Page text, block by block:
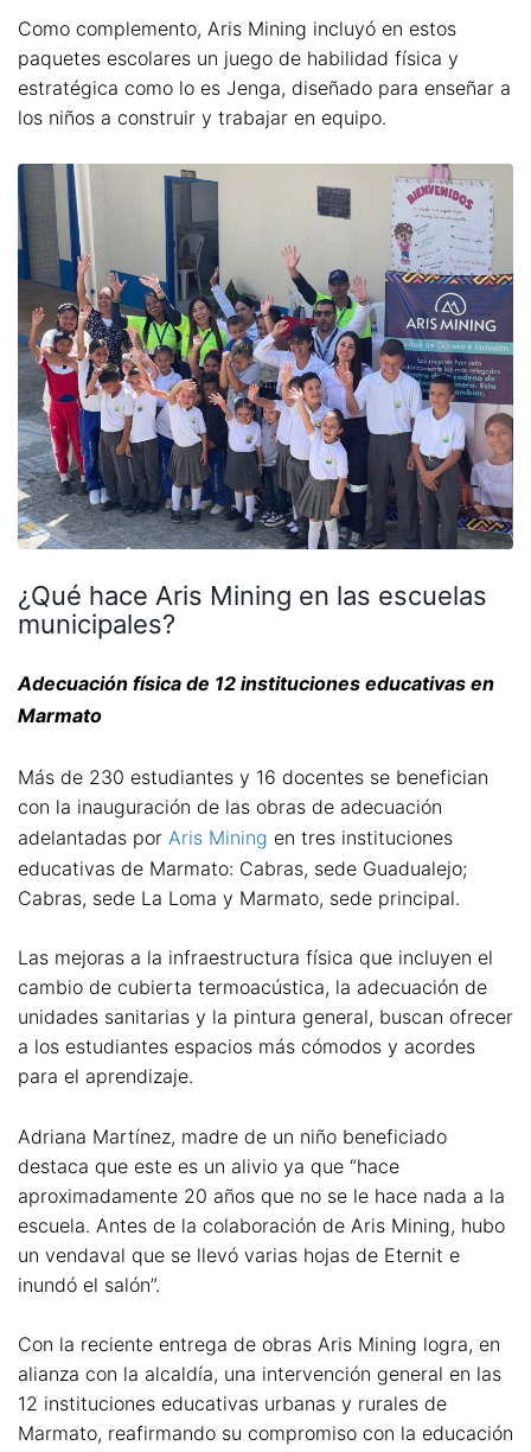
Como complemento, Aris Mining incluyó en estos
paquetes escolares un juego de habilidad física y
estratégica como lo es Jenga, diseñado para enseñar a
los niños a construir y trabajar en equipo.
¿Qué hace Aris Mining en las escuelas
municipales?
Adecuación física de 12 instituciones educativas en
Marmato
Más de 230 estudiantes y 16 docentes se benefician
con la inauguración de las obras de adecuación
adelantadas por Aris Mining en tres instituciones
educativas de Marmato: Cabras, sede Guadualejo;
Cabras, sede La Loma y Marmato, sede principal.
Las mejoras a la infraestructura física que incluyen el
cambio de cubierta termoacústica, la adecuación de
unidades sanitarias y la pintura general, buscan ofrecer
a los estudiantes espacios más cómodos y acordes
para el aprendizaje.
Adriana Martínez, madre de un niño beneficiado
destaca que este es un alivio ya que “hace
aproximadamente 20 años que no se le hace nada a la
escuela. Antes de la colaboración de Aris Mining, hubo
un vendaval que se llevó varias hojas de Eternit e
inundó el salón”.
Con la reciente entrega de obras Aris Mining logra, en
alianza con la alcaldía, una intervención general en las
12 instituciones educativas urbanas y rurales de
Marmato, reafirmando su compromiso con la educación